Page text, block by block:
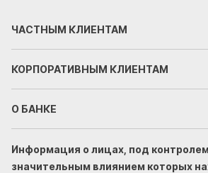
ЧАСТНЫМ КЛИЕНТАМ
КОРПОРАТИВНЫМ КЛИЕНТАМ
О БАНКЕ
Информация о лицах, под
значительным влиянием которых